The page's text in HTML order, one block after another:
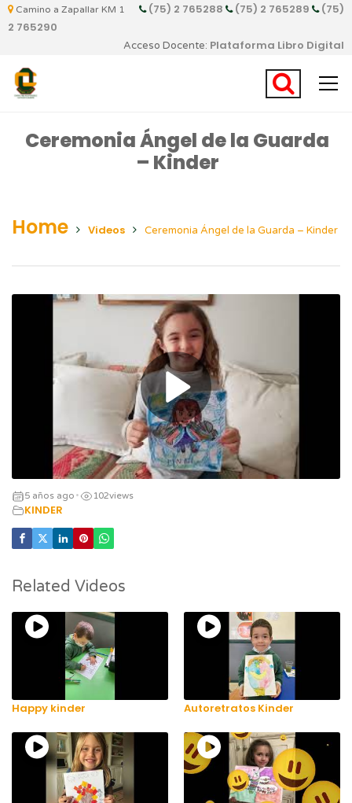
Camino a Zapallar KM 1 (75) 2 765288 (75) 2 765289
(75)
2 765290
Acceso Docente: Plataforma Libro Digital
Ceremonia Ángel de la Guarda
– Kinder
Home Videos Ceremonia Ángel de la Guarda – Kinder
5 años ago • 102views
KINDER
Related Videos
Happy kinder Autoretratos Kinder